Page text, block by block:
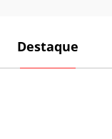
Destaque